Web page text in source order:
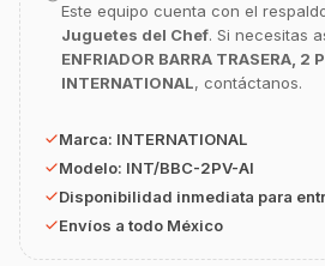
Este equipo cuenta con el
Juguetes del Chef. Si necesitas
ENFRIADOR BARRA TRASERA, 2
INTERNATIONAL, contáctanos.
Marca: INTERNATIONAL
Modelo: INT/BBC-2PV-AI
Disponibilidad inmediata para
Envíos a todo México
¡Hola Chef! 🍳 Soy
de cocina profesional de
¿En qué te puedo apoyar
Buscar estufas industriales
Métodos de envío y entrega
Ver sucursales y contacto